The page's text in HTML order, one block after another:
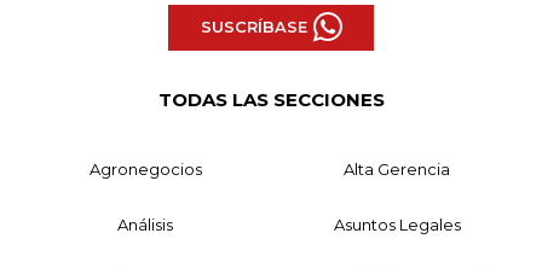
SUSCRÍBASE
TODAS LAS SECCIONES
Agronegocios Alta Gerencia
Análisis Asuntos Legales